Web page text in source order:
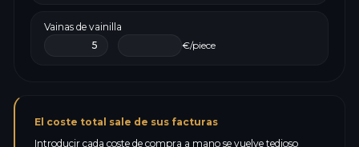
Vainas de vainilla
€/piece
El coste total sale de sus facturas
Introducir cada coste de compra a mano se vuelve tedioso